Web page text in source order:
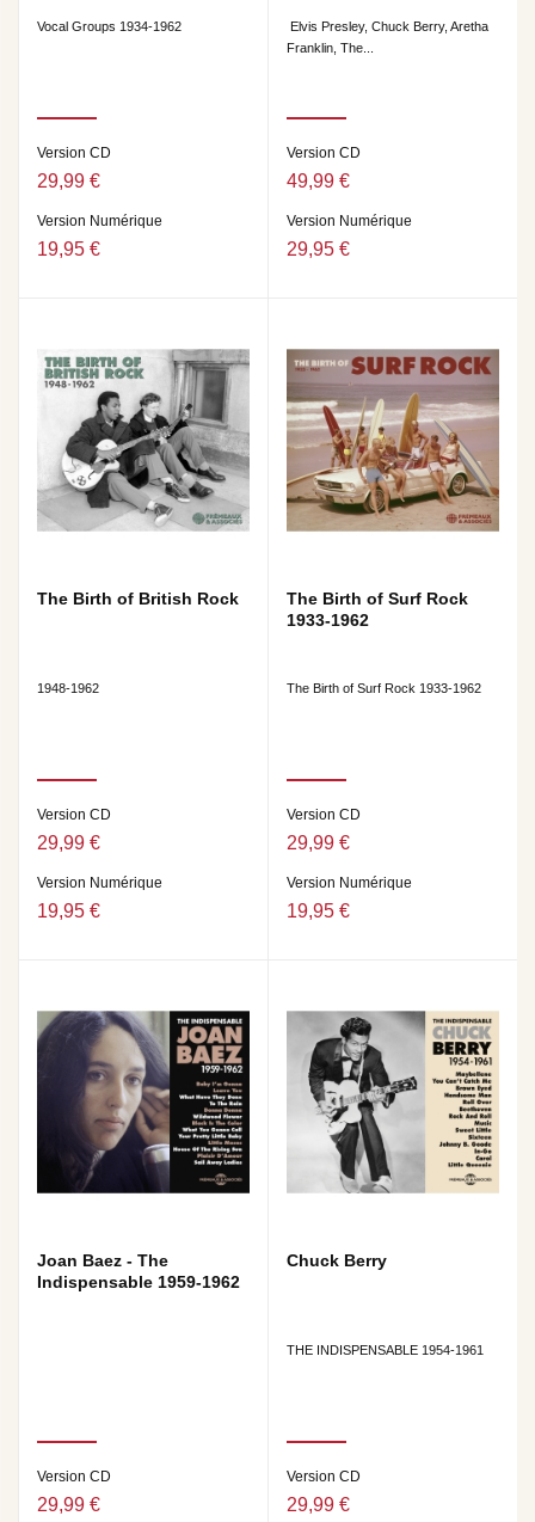
Vocal Groups 1934-1962
Version CD
29,99 €
Version Numérique
19,95 €
Elvis Presley, Chuck Berry, Aretha
Franklin, The...
Version CD
49,99 €
Version Numérique
29,95 €
The Birth of British Rock
1948-1962
Version CD
29,99 €
Version Numérique
19,95 €
The Birth of Surf Rock
1933-1962
The Birth of Surf Rock 1933-1962
Version CD
29,99 €
Version Numérique
19,95 €
Joan Baez - The
Indispensable 1959-1962
Version CD
29,99 €
Chuck Berry
THE INDISPENSABLE 1954-1961
Version CD
29,99 €